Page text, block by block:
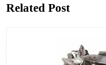
Related Post